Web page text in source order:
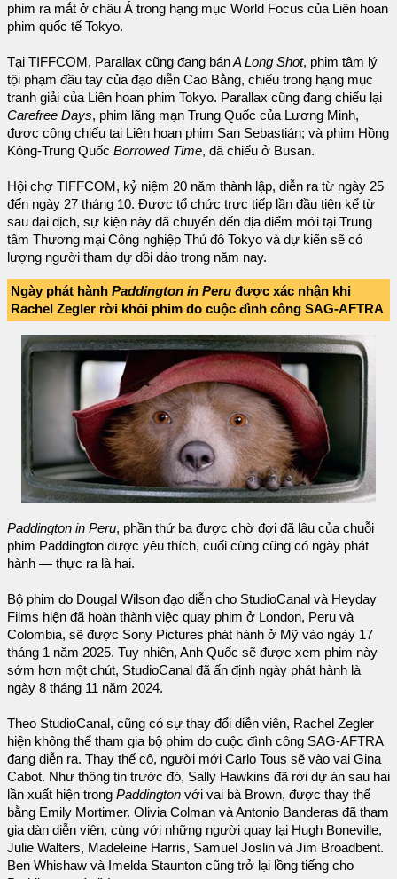
phim ra mắt ở châu Á trong hạng mục World Focus của Liên hoan
phim quốc tế Tokyo.
Tại TIFFCOM, Parallax cũng đang bánA Long Shot, phim tâm lý
tội phạm đầu tay của đạo diễn Cao Bằng, chiếu trong hạng mục
tranh giải của Liên hoan phim Tokyo. Parallax cũng đang chiếu lại
Carefree Days, phim lãng mạn Trung Quốc của Lương Minh,
được công chiếu tại Liên hoan phim San Sebastián; và phim Hồng
Kông-Trung Quốc Borrowed Time, đã chiếu ở Busan.
Hội chợ TIFFCOM, kỷ niệm 20 năm thành lập, diễn ra từ ngày 25
đến ngày 27 tháng 10. Được tổ chức trực tiếp lần đầu tiên kể từ
sau đại dịch, sự kiện này đã chuyển đến địa điểm mới tại Trung
tâm Thương mại Công nghiệp Thủ đô Tokyo và dự kiến sẽ có
lượng người tham dự dồi dào trong năm nay.
Ngày phát hành Paddington in Peru được xác nhận khi
Rachel Zegler rời khỏi phim do cuộc đình công SAG-AFTRA
Paddington in Peru, phần thứ ba được chờ đợi đã lâu của chuỗi
phim Paddington được yêu thích, cuối cùng cũng có ngày phát
hành — thực ra là hai.
Bộ phim do Dougal Wilson đạo diễn cho StudioCanal và Heyday
Films hiện đã hoàn thành việc quay phim ở London, Peru và
Colombia, sẽ được Sony Pictures phát hành ở Mỹ vào ngày 17
tháng 1 năm 2025. Tuy nhiên, Anh Quốc sẽ được xem phim này
sớm hơn một chút, StudioCanal đã ấn định ngày phát hành là
ngày 8 tháng 11 năm 2024.
Theo StudioCanal, cũng có sự thay đổi diễn viên, Rachel Zegler
hiện không thể tham gia bộ phim do cuộc đình công SAG-AFTRA
đang diễn ra. Thay thế cô, người mới Carlo Tous sẽ vào vai Gina
Cabot. Như thông tin trước đó, Sally Hawkins đã rời dự án sau hai
lần xuất hiện trong Paddington với vai bà Brown, được thay thế
bằng Emily Mortimer. Olivia Colman và Antonio Banderas đã tham
gia dàn diễn viên, cùng với những người quay lại Hugh Boneville,
Julie Walters, Madeleine Harris, Samuel Joslin và Jim Broadbent.
Ben Whishaw và Imelda Staunton cũng trở lại lồng tiếng cho